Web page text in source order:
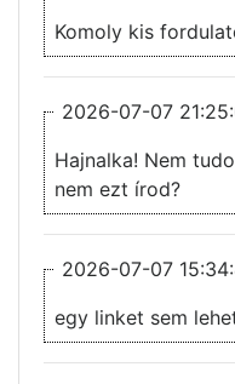
Komoly kis
2026-07-07
Hajnalka! Nem
nem ezt írod?
2026-07-07
egy linket sem